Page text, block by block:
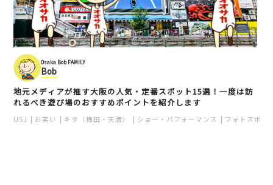
Osaka Bob FAMILY
Bob
地元メディアが推す大阪の人気・定番スポット15選！一度は訪
れるべき遊び場のおすすめポイントを紹介します
USJ お笑い キタ（梅田・天満） ショー・パフォーマンス フォトスポッ